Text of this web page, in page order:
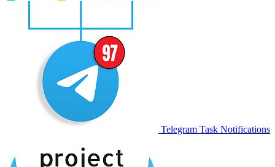
Telegram Task Notifications